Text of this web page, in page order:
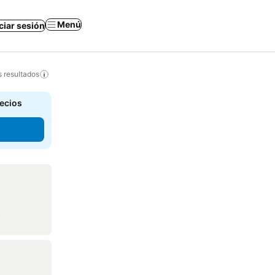
sesión Menú
resultados